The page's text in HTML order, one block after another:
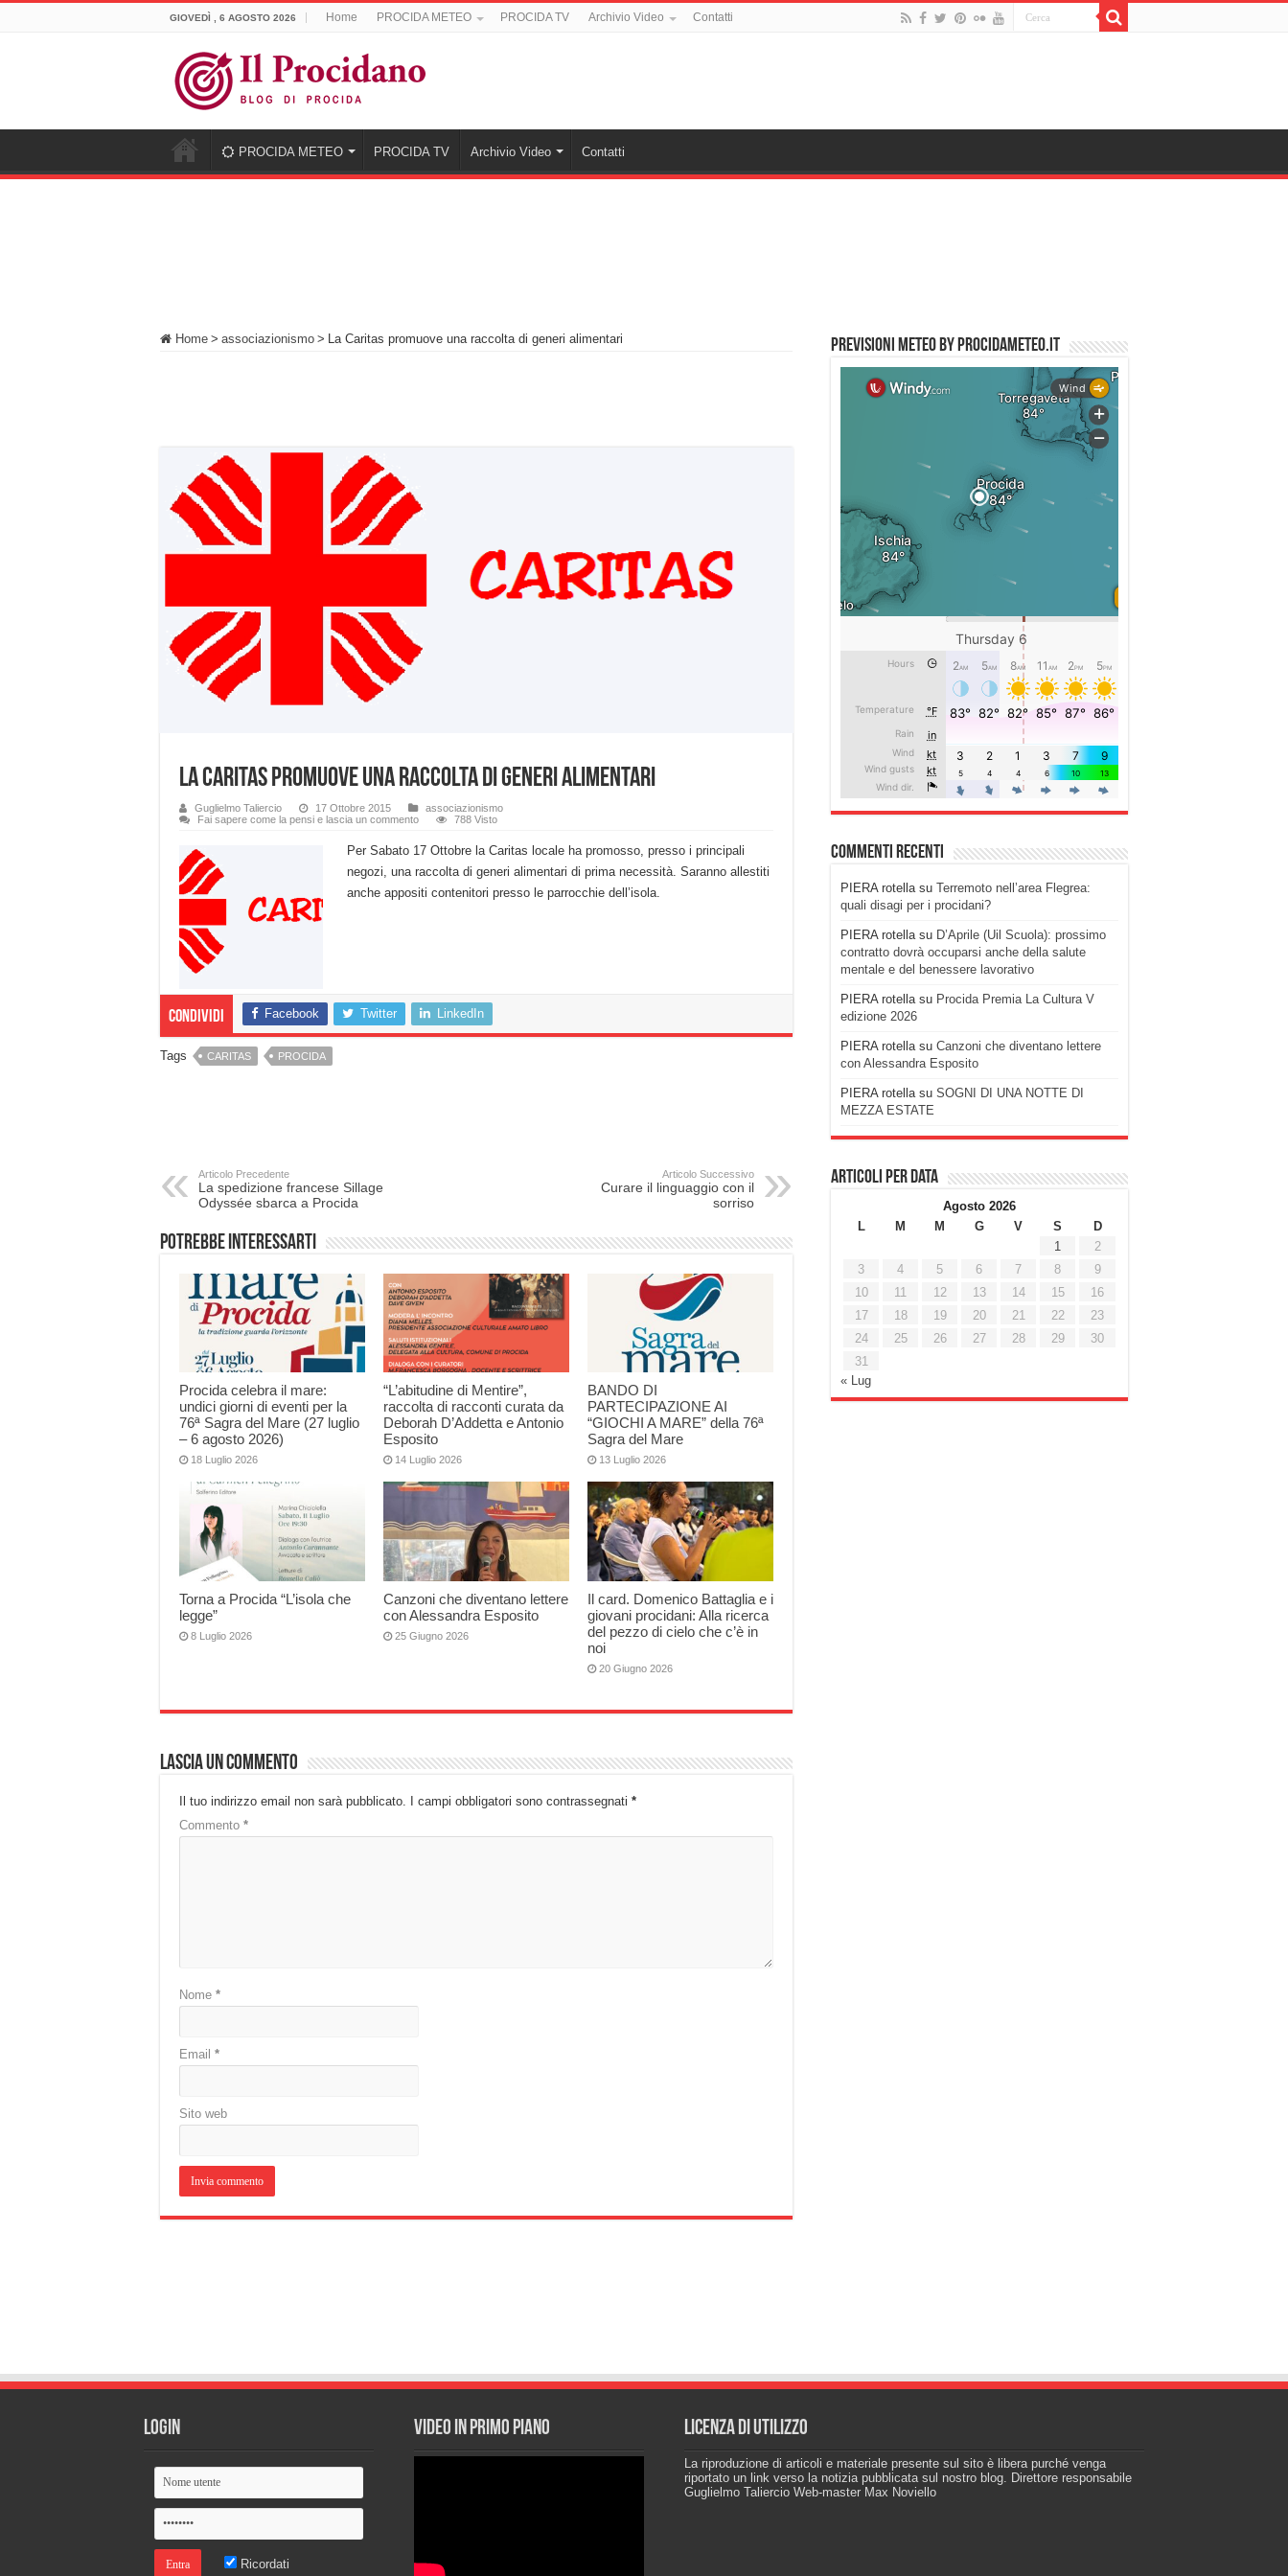
GIOVEDÌ , 6 AGOSTO 2026 Home PROCIDA METEO PROCIDA TV Archivio Video Contatti
PROCIDA METEO PROCIDA TV Archivio Video Contatti
Home > associazionismo > La Caritas promuove una raccolta di generi alimentari
La Caritas promuove una raccolta di generi alimentari
Guglielmo Taliercio 17 Ottobre 2015
associazionismo
Fai sapere come la pensi e lascia un commento
788 Visto
Per Sabato 17 Ottobre la Caritas locale ha promosso, presso i principali
negozi, una raccolta di generi alimentari di prima necessità. Saranno allestiti
anche appositi contenitori presso le parrocchie dell’isola.
Condividi Facebook Twitter LinkedIn
Tags CARITAS PROCIDA
Articolo Precedente
La spedizione francese Sillage
Odyssée sbarca a Procida
Articolo Successivo
Curare il linguaggio con il
sorriso
Potrebbe interessarti
Procida celebra il mare:
undici giorni di eventi per la
76ª Sagra del Mare (27 luglio
– 6 agosto 2026)
18 Luglio 2026
“L’abitudine di Mentire”,
raccolta di racconti curata da
Deborah D’Addetta e Antonio
Esposito
14 Luglio 2026
BANDO DI
PARTECIPAZIONE AI
“GIOCHI A MARE” della 76ª
Sagra del Mare
13 Luglio 2026
Torna a Procida “L’isola che
legge”
8 Luglio 2026
Canzoni che diventano lettere
con Alessandra Esposito
25 Giugno 2026
Il card. Domenico Battaglia e i
giovani procidani: Alla ricerca
del pezzo di cielo che c’è in
noi
20 Giugno 2026
Lascia un commento
Il tuo indirizzo email non sarà pubblicato. I campi obbligatori sono contrassegnati *
Commento *
Nome *
Email *
Sito web
PREVISIONI METEO by PROCIDAMETEO.IT
Commenti recenti
PIERA rotellasu Terremoto nell’area Flegrea:
quali disagi per i procidani?
PIERA rotellasu D’Aprile (Uil Scuola): prossimo
contratto dovrà occuparsi anche della salute
mentale e del benessere lavorativo
PIERA rotellasu Procida Premia La Cultura V
edizione 2026
PIERA rotellasu Canzoni che diventano lettere
con Alessandra Esposito
PIERA rotellasu SOGNI DI UNA NOTTE DI
MEZZA ESTATE
Articoli per data
Agosto 2026
L
M M G V S
D
1
2
3
4 5 6 7 8
9
10
11 12 13 14 15
16
17
18 19 20 21 22
23
24
25 26 27 28 29
30
31
« Lug
Login
Ricordati
Video in primo piano Licenza di utilizzo
La riproduzione di articoli e materiale presente sul sito è libera purché venga
riportato un link verso la notizia pubblicata sul nostro blog. Direttore responsabile
Guglielmo Taliercio Web-master Max Noviello